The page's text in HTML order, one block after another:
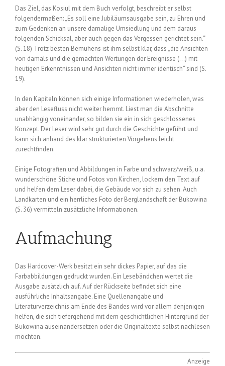
Das Ziel, das Kosiul mit dem Buch verfolgt, beschreibt er selbst
folgendermaßen: „Es soll eine Jubiläumsausgabe sein, zu Ehren und
zum Gedenken an unsere damalige Umsiedlung und dem daraus
folgenden Schicksal, aber auch gegen das Vergessen gerichtet sein.“
(S. 18) Trotz besten Bemühens ist ihm selbst klar, dass „die Ansichten
von damals und die gemachten Wertungen der Ereignisse (…) mit
heutigen Erkenntnissen und Ansichten nicht immer identisch“ sind (S.
19).
In den Kapiteln können sich einige Informationen wiederholen, was
aber den Lesefluss nicht weiter hemmt. Liest man die Abschnitte
unabhängig voneinander, so bilden sie ein in sich geschlossenes
Konzept. Der Leser wird sehr gut durch die Geschichte geführt und
kann sich anhand des klar strukturierten Vorgehens leicht
zurechtfinden.
Einige Fotografien und Abbildungen in Farbe und schwarz/weiß, u.a.
wunderschöne Stiche und Fotos von Kirchen, lockern den Text auf
und helfen dem Leser dabei, die Gebäude vor sich zu sehen. Auch
Landkarten und ein herrliches Foto der Berglandschaft der Bukowina
(S. 36) vermitteln zusätzliche Informationen.
Aufmachung
Das Hardcover-Werk besitzt ein sehr dickes Papier, auf das die
Farbabbildungen gedruckt wurden. Ein Lesebändchen wertet die
Ausgabe zusätzlich auf. Auf der Rückseite befindet sich eine
ausführliche Inhaltsangabe. Eine Quellenangabe und
Literaturverzeichnis am Ende des Bandes wird vor allem denjenigen
helfen, die sich tiefergehend mit dem geschichtlichen Hintergrund der
Bukowina auseinandersetzen oder die Originaltexte selbst nachlesen
möchten.
Anzeige